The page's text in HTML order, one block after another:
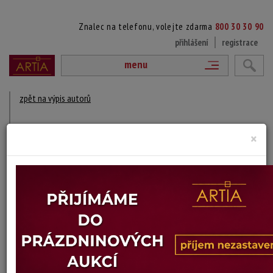
Znalec na telefonu, volejte zdarma 800 30 30 90
přihlášení
registrace
menu
zpět na výpis autorů
1942 Lubań, Polsko
DÍLA V AUKCÍCH
×